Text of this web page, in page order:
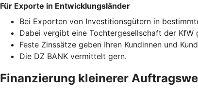
Für Exporte in Entwicklungsländer
Bei Exporten von Investitionsgütern in
Dabei vergibt eine Tochtergesellschaft der KfW
Feste Zinssätze geben Ihren Kundinnen und
Die DZ BANK vermittelt gern.
Finanzierung kleinerer